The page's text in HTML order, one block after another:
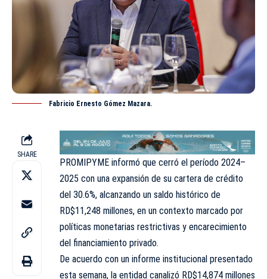
Fabricio Ernesto Gómez Mazara.
SHARE
PROMIPYME informó que cerró el período 2024–
2025 con una expansión de su cartera de crédito
del 30.6%, alcanzando un saldo histórico de
RD$11,248 millones, en un contexto marcado por
políticas monetarias restrictivas y encarecimiento
del financiamiento privado.
De acuerdo con un informe institucional presentado
esta semana, la entidad canalizó RD$14,874 millones